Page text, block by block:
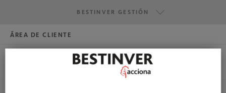
BESTINVER GESTIÓN
BESTINVER SECURITIES
ÁREA DE CLIENTE